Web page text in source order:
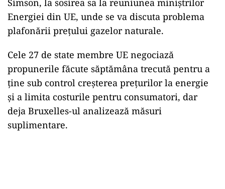
Simson, la sosirea sa la reuniunea miniştrilor
Energiei din UE, unde se va discuta problema
plafonării preţului gazelor naturale.
Cele 27 de state membre UE negociază
propunerile făcute săptămâna trecută pentru a
ţine sub control creşterea preţurilor la energie
şi a limita costurile pentru consumatori, dar
deja Bruxelles-ul analizează măsuri
suplimentare.